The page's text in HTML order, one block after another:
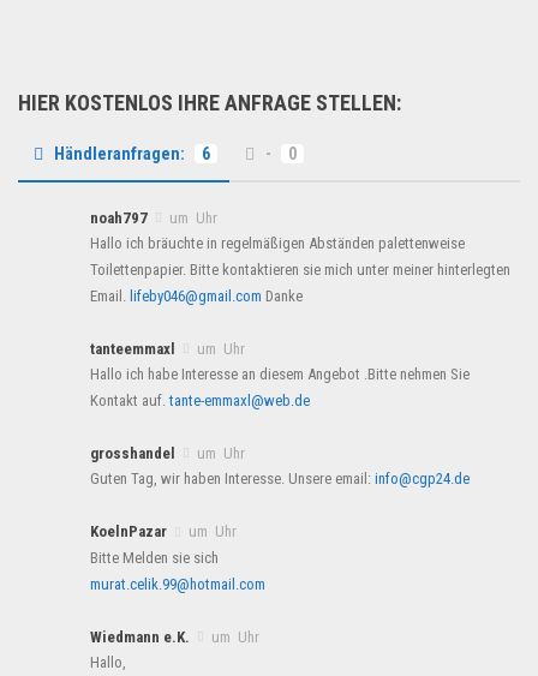
HIER KOSTENLOS IHRE ANFRAGE STELLEN:
Händleranfragen: 6 - 0
noah797
um Uhr
Hallo ich bräuchte in regelmäßigen Abständen palettenweise
Toilettenpapier. Bitte kontaktieren sie mich unter meiner hinterlegten
Email. lifeby046@gmail.com Danke
tanteemmaxl
um Uhr
Hallo ich habe Interesse an diesem Angebot .Bitte nehmen Sie
Kontakt auf.tante-emmaxl@web.de
grosshandel
um Uhr
Guten Tag, wir haben Interesse. Unsere email: info@cgp24.de
KoelnPazar
um Uhr
Bitte Melden sie sich
murat.celik.99@hotmail.com
Wiedmann e.K.
um Uhr
Hallo,